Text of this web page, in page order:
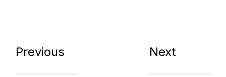
Previous Next